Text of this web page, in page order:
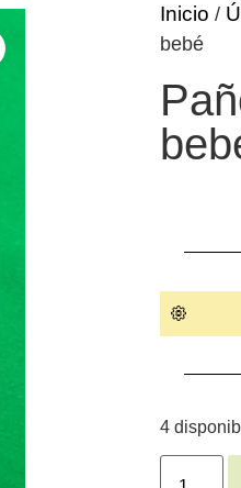
Inicio /
bebé
4